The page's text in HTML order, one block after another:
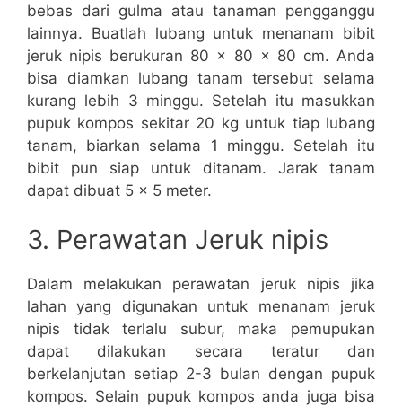
bebas dari gulma atau tanaman pengganggu
lainnya. Buatlah lubang untuk menanam bibit
jeruk nipis berukuran 80 x 80 x 80 cm. Anda
bisa diamkan lubang tanam tersebut selama
kurang lebih 3 minggu. Setelah itu masukkan
pupuk kompos sekitar 20 kg untuk tiap lubang
tanam, biarkan selama 1 minggu. Setelah itu
bibit pun siap untuk ditanam. Jarak tanam
dapat dibuat 5 x 5 meter.
3. Perawatan Jeruk nipis
Dalam melakukan perawatan jeruk nipis jika
lahan yang digunakan untuk menanam jeruk
nipis tidak terlalu subur, maka pemupukan
dapat dilakukan secara teratur dan
berkelanjutan setiap 2-3 bulan dengan pupuk
kompos. Selain pupuk kompos anda juga bisa